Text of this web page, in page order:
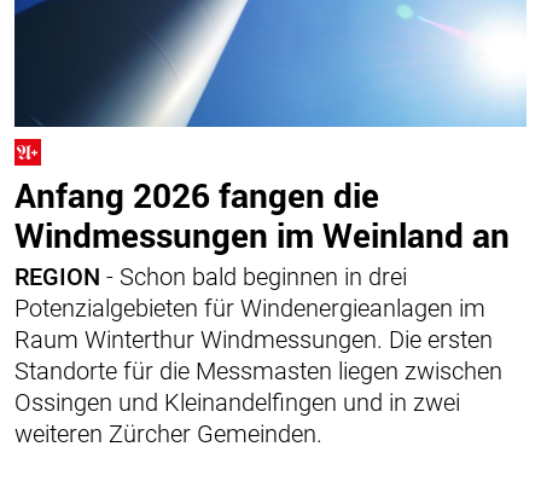
Anfang 2026 fangen die
Windmessungen im Weinland an
REGION - Schon bald beginnen in drei
Potenzialgebieten für Windenergieanlagen im
Raum Winterthur Windmessungen. Die ersten
Standorte für die Messmasten liegen zwischen
Ossingen und Kleinandelfingen und in zwei
weiteren Zürcher Gemeinden.